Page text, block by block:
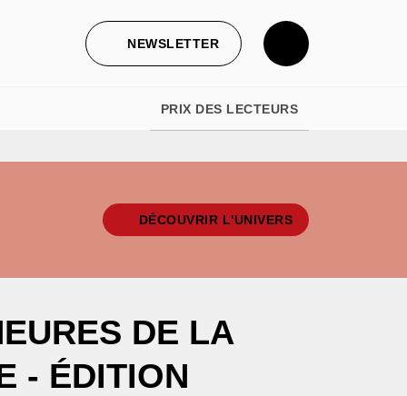
NEWSLETTER
PRIX DES LECTEURS
DÉCOUVRIR L'UNIVERS
DE LA
- ÉDITION